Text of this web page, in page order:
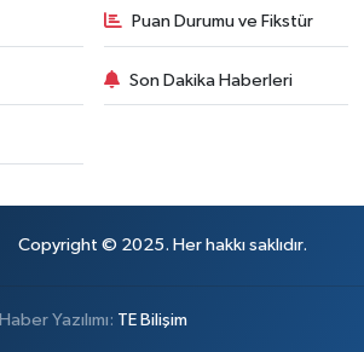
Puan Durumu ve Fikstür
Son Dakika Haberleri
Copyright © 2025. Her hakkı saklıdır.
Haber Yazılımı: TE Bilişim